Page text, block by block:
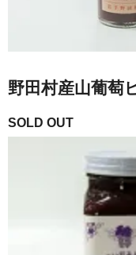
野田村産山葡萄
SOLD OUT